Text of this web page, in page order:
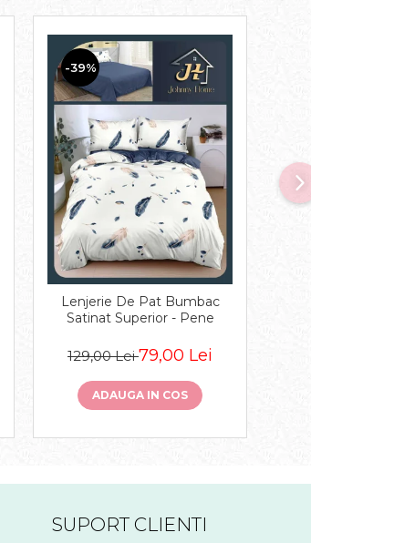
-39%
Lenjerie De Pat Bumbac
Satinat Superior - Pene
129,00 Lei79,00 Lei
ADAUGA IN COS
-32%
SUPORT CLIENTI